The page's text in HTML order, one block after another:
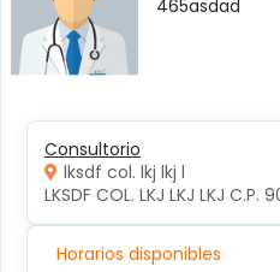
465asdad
Consultorio
lksdf col. lkj lkj l
LKSDF COL. LKJ LKJ LKJ C.P.
Horarios disponibles